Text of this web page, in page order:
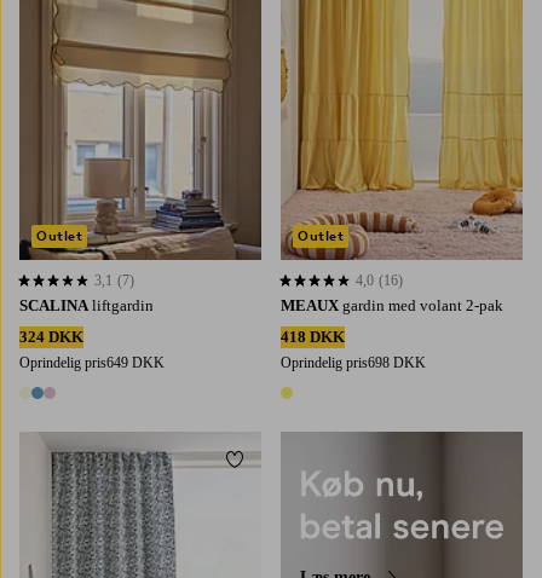
SCALINA liftgardin
324 DKK
Oprindelig pris649 DKK
3 farver
3,1 baseret på 7 bedømmelser
3,1 (7)
Outlet
MEAUX gardin med volant 2-pak
418 DKK
Oprindelig pris698 DKK
1 farve
4,0 baseret på 16 bedømmelser
4,0 (16)
Outlet
Tilføj til favoritter
250300